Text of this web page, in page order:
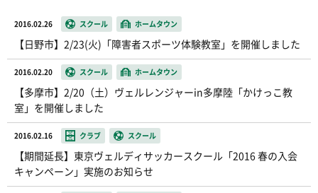
2016.02.26 スクール ホームタウン
【日野市】2/23(火)「障害者スポーツ体験教室」を開催しました
2016.02.20 スクール ホームタウン
【多摩市】2/20（土）ヴェルレンジャーin多摩陸「かけっこ教
室」を開催しました
2016.02.16 クラブ スクール
【期間延長】東京ヴェルディサッカースクール「2016 春の入会
キャンペーン」実施のお知らせ